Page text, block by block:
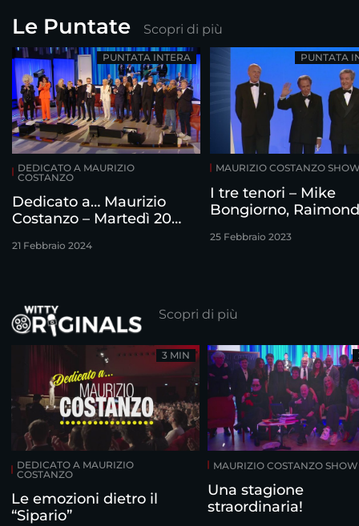
Le Puntate Scopri di più
DEDICATO A MAURIZIO
COSTANZO
Dedicato a… Maurizio
Costanzo – Martedì 20
21 Febbraio 2024
PUNTATA INTERA
MAURIZIO COSTANZO
I tre tenori – Mike
Bongiorno,
intervistati da
25 Febbraio 2023
PUNTATA
Scopri di più
DEDICATO A MAURIZIO
COSTANZO
Le emozioni dietro il
“Sipario”
3 MIN
MAURIZIO COSTANZO SHOW
Una stagione
straordinaria!